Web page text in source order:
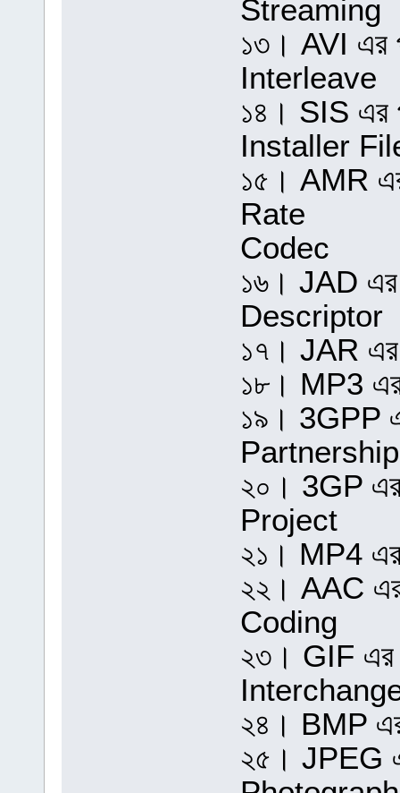
Streaming
১৩। AVI এর
Interleave
১৪। SIS এর
Installer
১৫। AMR
Rate
Codec
১৬। JAD
Descriptor
১৭। JAR
১৮। MP3
১৯। 3GPP
২০। 3GP
Project
২১। MP4
২২। AAC
Coding
২৩। GIF
২৪। BMP
২৫। JPEG